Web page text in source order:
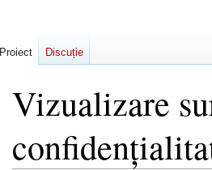
Vizualizare
Proiect Discuție